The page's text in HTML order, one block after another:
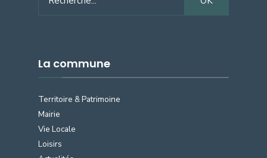
for:
La commune
Territoire & Patrimoine
Mairie
Vie Locale
Loisirs